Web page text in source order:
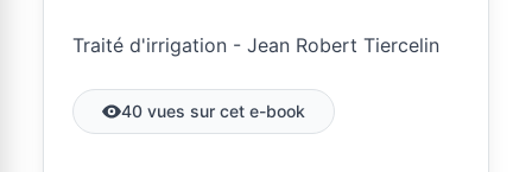
Traité d'irrigation - Jean Robert Tiercelin
40 vues sur cet e-book